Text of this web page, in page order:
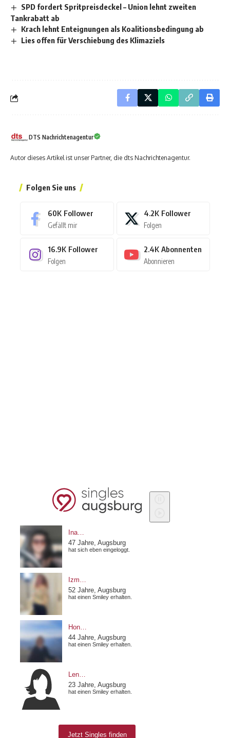
SPD fordert Spritpreisdeckel – Union lehnt zweiten
Tankrabatt ab
Krach lehnt Enteignungen als Koalitionsbedingung ab
Lies offen für Verschiebung des Klimaziels
DTS Nachrichtenagentur
Autor dieses Artikel ist unser Partner, die dts Nachrichtenagentur.
Folgen Sie uns
60K Follower
Gefällt mir
4.2K Follower
Folgen
16.9K Follower
Folgen
2.4K Abonnenten
Abonnieren